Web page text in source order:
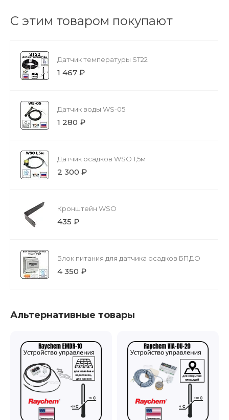
С этим товаром покупают
Датчик температуры ST22
1 467 ₽
Датчик воды WS-05
1 280 ₽
Датчик осадков WSO 1,5м
2 300 ₽
Кронштейн WSO
435 ₽
Блок питания для датчика осадков БПДО
4 350 ₽
Альтернативные товары